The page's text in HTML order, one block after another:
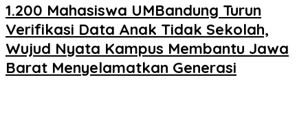
1.200 Mahasiswa UMBandung Turun
Verifikasi Data Anak Tidak Sekolah,
Wujud Nyata Kampus Membantu Jawa
Barat Menyelamatkan Generasi